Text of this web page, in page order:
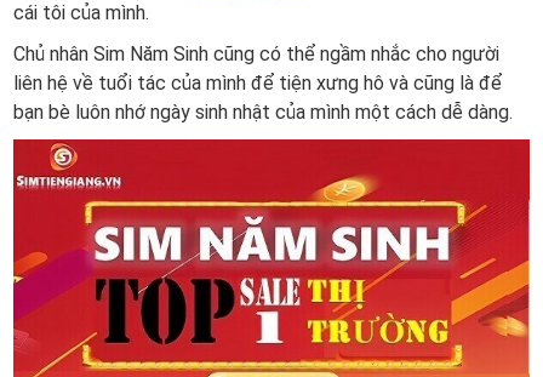
cái tôi của mình.
Chủ nhân Sim Năm Sinh cũng có thể ngầm nhắc cho người
liên hệ về tuổi tác của mình để tiện xưng hô và cũng là để
bạn bè luôn nhớ ngày sinh nhật của mình một cách dễ dàng.